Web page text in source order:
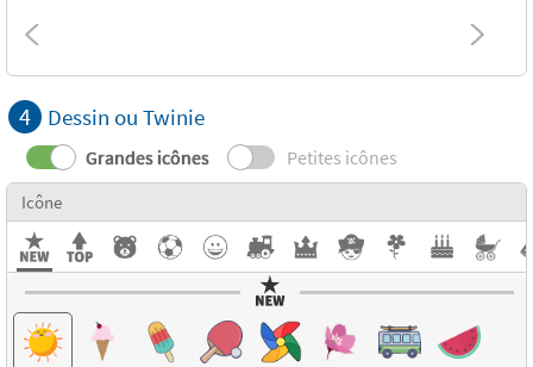
4 Dessin ou Twinie
Grandes icônes Petites icônes
Icône